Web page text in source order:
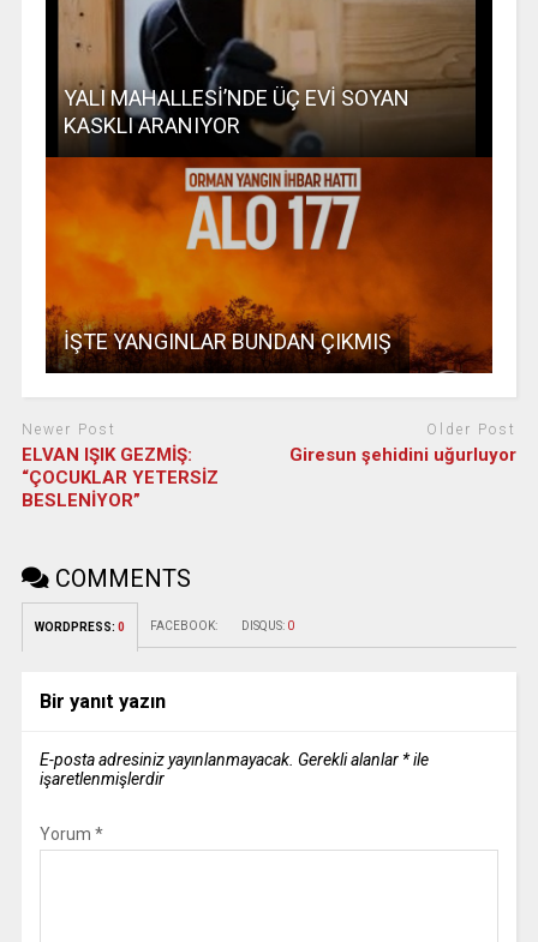
YALI MAHALLESİ’NDE ÜÇ EVİ SOYAN
KASKLI ARANIYOR
İŞTE YANGINLAR BUNDAN ÇIKMIŞ
Newer Post
ELVAN IŞIK GEZMİŞ:
“ÇOCUKLAR YETERSİZ
BESLENİYOR”
Older Post
Giresun şehidini uğurluyor
COMMENTS
WORDPRESS: 0 FACEBOOK: DISQUS: 0
Bir yanıt yazın
E-posta adresiniz yayınlanmayacak. Gerekli alanlar *ile
işaretlenmişlerdir
Yorum *